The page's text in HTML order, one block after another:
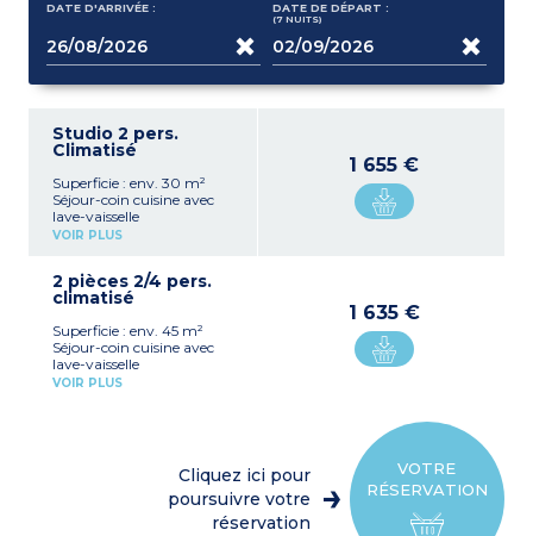
DATE D'ARRIVÉE : DATE DE DÉPART :
(7 NUITS)
Studio 2 pers.
Climatisé
Superficie : env. 30 m²
Séjour-coin cuisine avec
lave-vaisselle
Canapé lit 2 personnes
WC
Patio ou véranda équipé
Climatisation
VOIR PLUS
1 655 €
2 pièces 2/4 pers.
climatisé
Superficie : env. 45 m²
Séjour-coin cuisine avec
lave-vaisselle
Canapé lit 2 personnes
Patio ou véranda équipé
VOIR PLUS
1 635 €
VOTRE
RÉSERVATION
Cliquez ici pour
poursuivre votre
réservation